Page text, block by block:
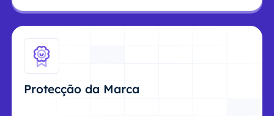
Protecção da Marca